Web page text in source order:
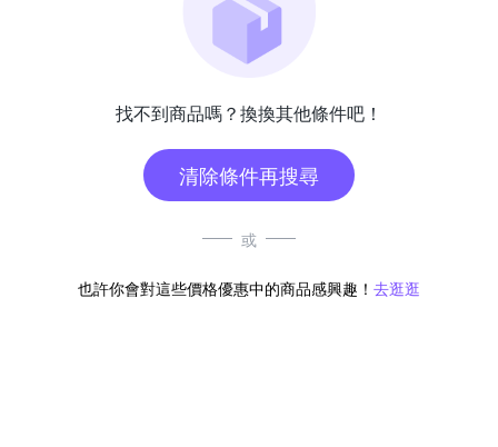
找不到商品嗎？換換其他條件吧！
清除條件再搜尋
或
也許你會對這些價格優惠中的商品感興趣！ 去逛逛